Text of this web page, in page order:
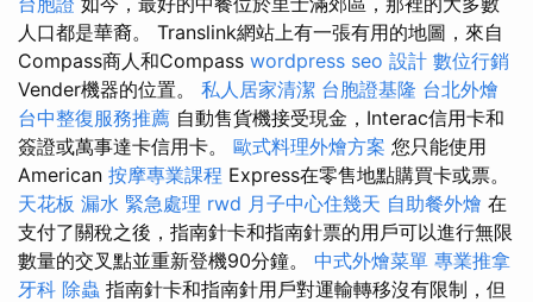
人口都是華裔。 Translink網站上有一張有用的地圖，來自
Compass商人和Compass wordpress seo 設計 數位行銷
Vender機器的位置。 私人居家清潔 台胞證基隆 台北外燴
台中整復服務推薦 自動售貨機接受現金，Interac信用卡和
簽證或萬事達卡信用卡。 歐式料理外燴方案 您只能使用
American 按摩專業課程 Express在零售地點購買卡或票。
天花板 漏水 緊急處理 rwd 月子中心住幾天 自助餐外燴 在
支付了關稅之後，指南針卡和指南針票的用戶可以進行無限
數量的交叉點並重新登機90分鐘。 中式外燴菜單 專業推拿
牙科 除蟲 指南針卡和指南針用戶對運輸轉移沒有限制，但